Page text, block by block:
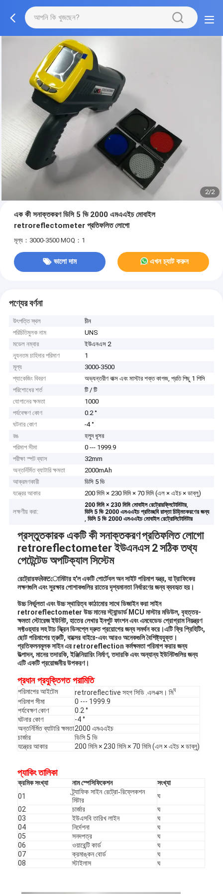
2/2
এক কী সনাক্তকরণ ডিসি 5 ভি 2000 এমএএইচ মোবাইল
retroreflectometer প্রতিফলিত লোগো
মূল্য：3000-3500 MOQ：1
ভালো দাম এখন চ্যাট করুন
পণ্যের বর্ণনা
উৎপত্তি স্থল
চীন
পরিচিতিমুলক নাম
UNS
মডেল নম্বার
ইউএনএস 2
ন্যূনতম চাহিদার পরিমাণ
1
মূল্য
3000-3500
প্যাকেজিং বিবরণ
অভ্যন্তরীণ বাক্স এবং মাস্টার শক্ত কাগজ, প্রতি পিছু 1 পিসি
পরিশোধের শর্ত
টি / টি
যোগানের ক্ষমতা
1000
পর্যবেক্ষণ কোণ
0.2 °
ঘটনার কোণ
-4 °
রঙ
হলুদ ধূসর
পরিমাপ সীমা
0 --- 1999.9
পরীক্ষা স্পট ব্যাস
32mm
অন্তর্নির্মিত ব্যাটারি ক্ষমতা
2000mAh
আক্রমণকারী
ডিসি 5 ভি
যন্ত্রের আকার
200 মিমি × 230 মিমি × 70 মিমি (এল × এইচ × ডাব্লু)
লক্ষণীয় করা:
200 মিমি × 230 মিমি মোবাইল রেট্রোরফ্লিটোমিটার,
ডিসি 5 ভি 2000 এমএএইচ প্রতিচ্ছবি রাস্তা চিহ্নিতকরণের জন্য
,ডিসি 5 ভি 2000 এমএএইচ মোবাইল রেট্রোলিটোমিটার
প্রস্তুতকারকএকটি কী সনাক্তকরণপ্রতিফলিত লোগো
retroreflectometerইউএনএস 2সঠিক তথ্য
পেটেন্টেড অপটিক্যাল সিস্টেম
রেট্রোরফलेक्टোমিটার হ'ল একটি পোর্টেবল অন সাইট পরিমাপ যন্ত্র, যা ট্রাফিকের
লক্ষণগুলি এবং সুরক্ষার পোশাকগুলির রাতের দৃশ্যমানতা নির্ধারণের জন্য ব্যবহৃত হয়।
উচ্চ নির্ভুলতা এবং উচ্চ স্থায়িত্ব কাঠামোর সাথে ডিজাইন করা সাইন
retroreflectometer উচ্চ মানের স্ট্যান্ডার্ড MCU মাস্টার মডিউল, বৃহত্তর-
ক্ষমতা স্টোরেজ ইউনিট, হাতের লেখার ইনপুট ফাংশন এবং এমবেডেড প্রোগ্রাম নিয়ন্ত্রণ
সফ্টওয়্যার সহ টাচ স্ক্রিন ডিসপ্লে দ্রুত প্রয়োগের জন্য সমর্থন করে।এটি ফ্রি প্রিহিটিং,
ছোট পরিমাপের ত্রুটি, বাক্সের বাইরে-এবং আরও অনেকগুলি বৈশিষ্ট্যযুক্ত।
প্রতিফলনমূলক সাইন এর retroreflection কর্মক্ষমতা পরিমাপ করার জন্য
উত্পাদন, মানের তদারকি, ইঞ্জিনিয়ারিং নির্মাণ, তদারকি এবং অন্যান্য ইউনিটগুলির জন্য
এটি একটি প্রয়োজনীয় উপকরণ।
প্রধান প্রযুক্তিগত পরামিতি
পরিমাপের আইটেম retroreflective সহগ সিডি .এলএক্স। মিঘ
পরিমাপ সীমা
0 --- 1999.9
পর্যবেক্ষণ কোণ
0.2 °
ঘটনার কোণ
-4 °
অন্তর্নির্মিত ব্যাটারি ক্ষমতা2000 এমএএইচ
চার্জার
ডিসি 5 ভি
যন্ত্রের আকার
200 মিমি × 230 মিমি × 70 মিমি (এল × এইচ × ডাব্লু)
প্যাকিং তালিকা
ক্রমিক সংখ্যা নাম স্পেসিফিকেশন
সংখ্যা
01
ট্র্যাফিক সাইন রেট্রো-রিফ্লেকশন
মিটার
ঘ
02
চার্জার
ঘ
03
ইউএসবি তারিখ লাইন
ঘ
04
নির্দেশনা
ঘ
05
সনদপত্র
ঘ
06
ওয়ারেন্টি কার্ড
ঘ
07
ক্রমাঙ্কন বোর্ড
ঘ
08
স্টাইলাস ঘ